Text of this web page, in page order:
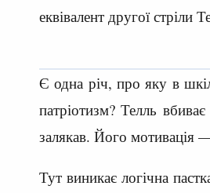
еквівалент другої
Є одна річ, про яку в
патріотизм? Телль
залякав. Його мотивація
Тут виникає логічна